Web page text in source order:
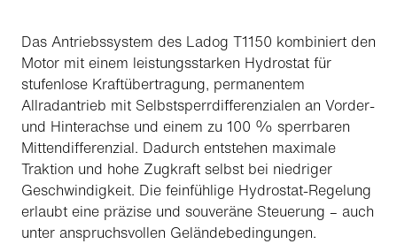
Das Antriebssystem des Ladog T1150 kombiniert den
Motor mit einem leistungsstarken Hydrostat für
stufenlose Kraftübertragung, permanentem
Allradantrieb mit Selbstsperrdifferenzialen an Vorder-
und Hinterachse und einem zu 100 % sperrbaren
Mittendifferenzial. Dadurch entstehen maximale
Traktion und hohe Zugkraft selbst bei niedriger
Geschwindigkeit. Die feinfühlige Hydrostat-Regelung
erlaubt eine präzise und souveräne Steuerung – auch
unter anspruchsvollen Geländebedingungen.